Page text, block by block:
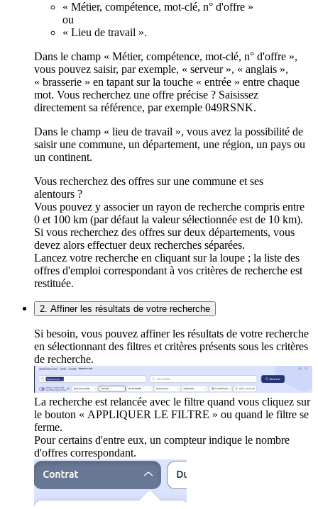
« Métier, compétence, mot-clé, n° d'offre »
ou
« Lieu de travail ».
Dans le champ « Métier, compétence, mot-clé, n° d'offre »,
vous pouvez saisir, par exemple, « serveur », « anglais »,
« brasserie » en tapant sur la touche « entrée » entre chaque
mot. Vous recherchez une offre précise ? Saisissez
directement sa référence, par exemple 049RSNK.
Dans le champ « lieu de travail », vous avez la possibilité de
saisir une commune, un département, une région, un pays ou
un continent.
Vous recherchez des offres sur une commune et ses
alentours ?
Vous pouvez y associer un rayon de recherche compris entre
0 et 100 km (par défaut la valeur sélectionnée est de 10 km).
Si vous recherchez des offres sur deux départements, vous
devez alors effectuer deux recherches séparées.
Lancez votre recherche en cliquant sur la loupe ; la liste des
offres d'emploi correspondant à vos critères de recherche est
restituée.
2. Affiner les résultats de votre recherche
Si besoin, vous pouvez affiner les résultats de votre recherche
en sélectionnant des filtres et critères présents sous les critères
de recherche.
La recherche est relancée avec le filtre quand vous cliquez sur
le bouton « APPLIQUER LE FILTRE » ou quand le filtre se
ferme.
Pour certains d'entre eux, un compteur indique le nombre
d'offres correspondant.